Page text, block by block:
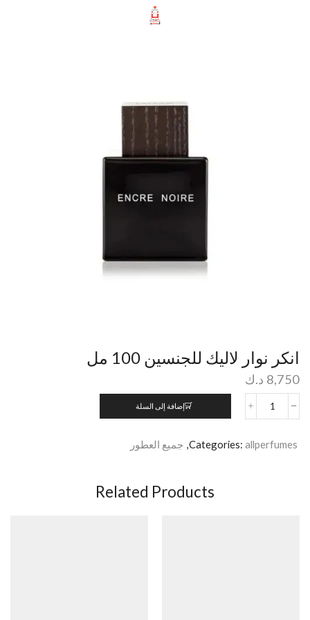
انكر نوار لاليك للجنسين 100 مل
8,750 د.ك
إضافة إلى السلة
Categories: allperfumes
, جميع العطور
Related Products